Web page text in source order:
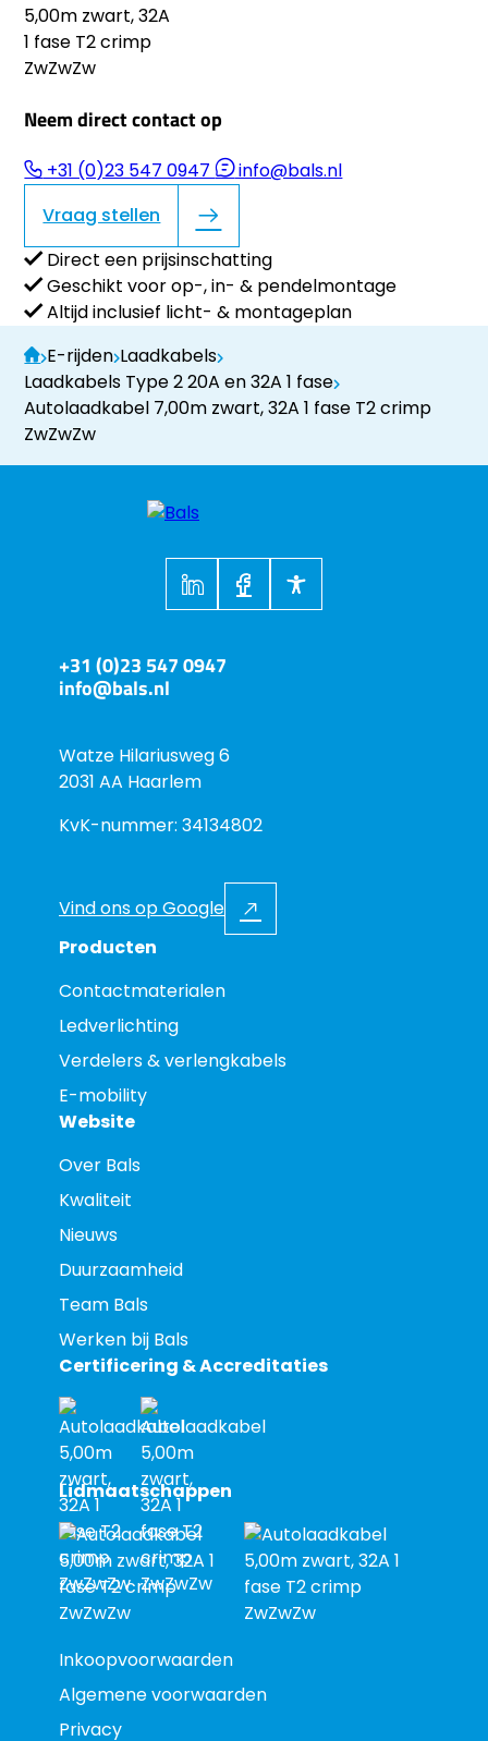
Neem direct contact op
+31 (0)23 547 0947
info@bals.nl
Vraag stellen
Direct een prijsinschatting
Geschikt voor op-, in- & pendelmontage
Altijd inclusief licht- & montageplan
E-rijden Laadkabels
Laadkabels Type 2 20A en 32A 1 fase
Autolaadkabel 7,00m zwart, 32A 1 fase T2 crimp
ZwZwZw
+31 (0)23 547 0947
info@bals.nl
Watze Hilariusweg 6
2031 AA Haarlem
KvK-nummer: 34134802
Vind ons op Google
Producten
Contactmaterialen
Ledverlichting
Verdelers & verlengkabels
E-mobility
Website
Over Bals
Kwaliteit
Nieuws
Duurzaamheid
Team Bals
Werken bij Bals
Certificering & Accreditaties
Lidmaatschappen
Inkoopvoorwaarden
Algemene voorwaarden
Privacy